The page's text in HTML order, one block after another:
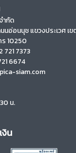
ำกัด
นอ่อนนุช แขวงประเวศ เข
10250
721 7373
6674
siam.com
น.
งิน